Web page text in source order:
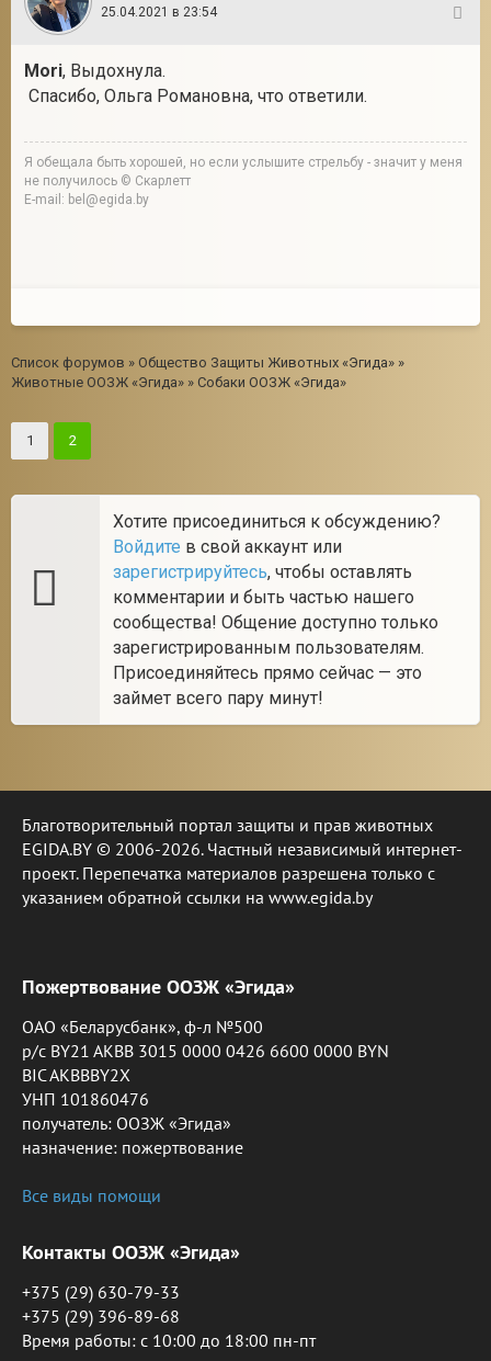
25.04.2021 в 23:54
Mori, Выдохнула.
Спасибо, Ольга Романовна, что ответили.
Я обещала быть хорошей, но если услышите стрельбу - значит у меня
не получилось © Скарлетт
E-mail: bel@egida.by
Список форумов » Общество Защиты Животных «Эгида» »
Животные ООЗЖ «Эгида» » Собаки ООЗЖ «Эгида»
1 2
Хотите присоединиться к обсуждению?
Войдите в свой аккаунт или
зарегистрируйтесь, чтобы оставлять
комментарии и быть частью нашего
сообщества! Общение доступно только
зарегистрированным пользователям.
Присоединяйтесь прямо сейчас — это
займет всего пару минут!
Благотворительный портал защиты и прав животных
EGIDA.BY © 2006-2026. Частный независимый интернет-
проект. Перепечатка материалов разрешена только с
указанием обратной ссылки на www.egida.by
Пожертвование ООЗЖ «Эгида»
ОАО «Беларусбанк», ф-л №500
р/с BY21 AKBB 3015 0000 0426 6600 0000 BYN
BIC AKBBBY2X
УНП 101860476
получатель: ООЗЖ «Эгида»
назначение: пожертвование
Все виды помощи
Контакты ООЗЖ «Эгида»
+375 (29) 630-79-33
+375 (29) 396-89-68
Время работы: c 10:00 до 18:00 пн-пт